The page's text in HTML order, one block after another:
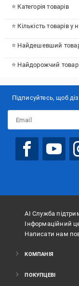
⭐ Категорія товарів
⭐ Кількість товарів у
⭐ Найдешевший
⭐ Найдорожчий товар
Підписуйтесь, щоб
АІ Служба
Інформаційний
Написати нам
КОМПАНІЯ
ПОКУПЦЕВІ